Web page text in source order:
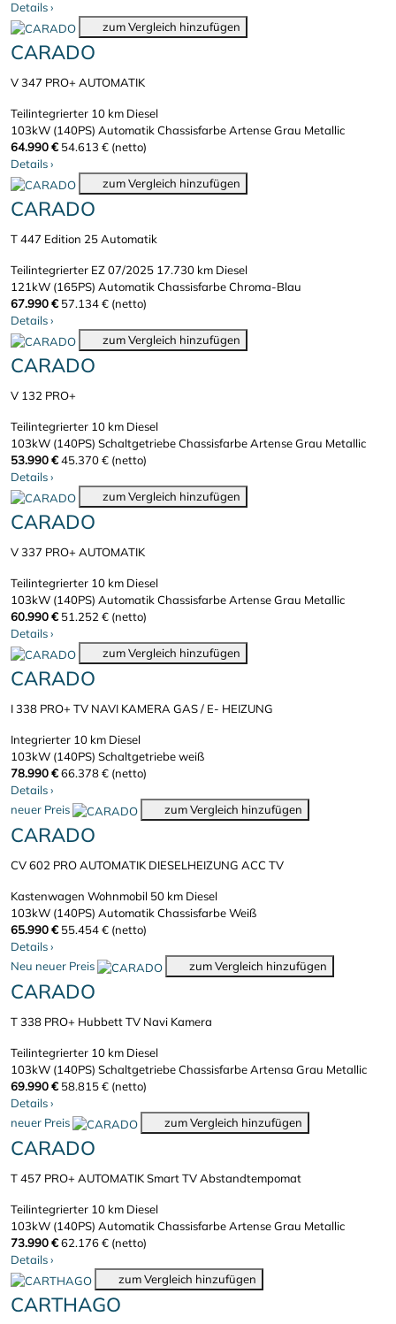
Details›
zum Vergleich hinzufügen
CARADO
V 347 PRO+ AUTOMATIK
Teilintegrierter 10 km Diesel
103kW (140PS) AutomatikChassisfarbe Artense Grau Metallic
64.990 € 54.613 € (netto)
Details›
zum Vergleich hinzufügen
CARADO
T 447 Edition 25 Automatik
Teilintegrierter EZ 07/2025 17.730 km Diesel
121kW (165PS) AutomatikChassisfarbe Chroma-Blau
67.990 € 57.134 € (netto)
Details›
zum Vergleich hinzufügen
CARADO
V 132 PRO+
Teilintegrierter 10 km Diesel
103kW (140PS) SchaltgetriebeChassisfarbe Artense Grau Metallic
53.990 €45.370 € (netto)
Details›
zum Vergleich hinzufügen
CARADO
V 337 PRO+ AUTOMATIK
Teilintegrierter 10 km Diesel
103kW (140PS) AutomatikChassisfarbe Artense Grau Metallic
60.990 € 51.252 € (netto)
Details›
zum Vergleich hinzufügen
CARADO
I 338 PRO+ TV NAVI KAMERA GAS / E- HEIZUNG
Integrierter 10 km Diesel
103kW (140PS) Schaltgetriebeweiß
78.990 €66.378 € (netto)
Details›
neuer Preis
zum Vergleich hinzufügen
CARADO
CV 602 PRO AUTOMATIK DIESELHEIZUNG ACC TV
Kastenwagen Wohnmobil 50 km Diesel
103kW (140PS) AutomatikChassisfarbe Weiß
65.990 € 55.454 € (netto)
Details›
Neu neuer Preis zum Vergleich hinzufügen
CARADO
T 338 PRO+ Hubbett TV Navi Kamera
Teilintegrierter 10 km Diesel
103kW (140PS) SchaltgetriebeChassisfarbe Artensa Grau Metallic
69.990 € 58.815 € (netto)
Details›
neuer Preis
zum Vergleich hinzufügen
CARADO
T 457 PRO+ AUTOMATIK Smart TV Abstandtempomat
Teilintegrierter 10 km Diesel
103kW (140PS) AutomatikChassisfarbe Artense Grau Metallic
73.990 €62.176 € (netto)
Details›
zum Vergleich hinzufügen
CARTHAGO